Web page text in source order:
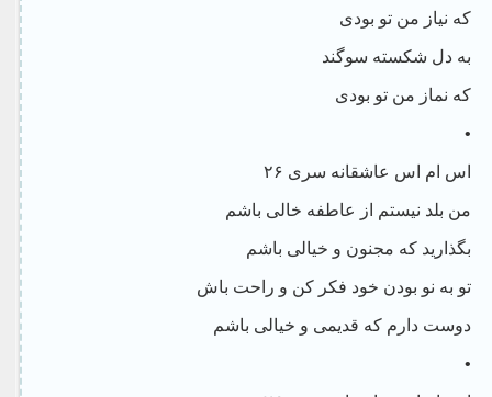
که نیاز من تو بودی
به دل شکسته سوگند
که نماز من تو بودی
•
اس ام اس عاشقانه سری ۲۶
من بلد نیستم از عاطفه خالی باشم
بگذارید که مجنون و خیالی باشم
تو به نو بودن خود فکر کن و راحت باش
دوست دارم که قدیمی و خیالی باشم
•